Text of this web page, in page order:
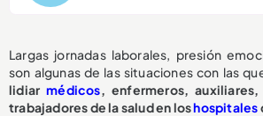
Largas jornadas laborales, presión
son algunas de las situaciones con las
lidiarmédicos, enfermeros,
trabajadores de la salud en loshospitales